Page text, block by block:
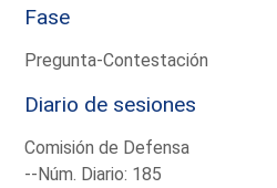
Fase
Pregunta-Contestación
Diario de sesiones
Comisión de Defensa
--Núm. Diario: 185